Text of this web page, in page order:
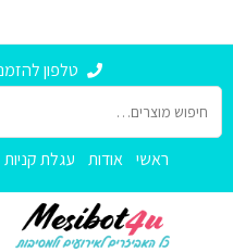
טלפון להזמנות: 072-
ראשי אודות עגלת קניות